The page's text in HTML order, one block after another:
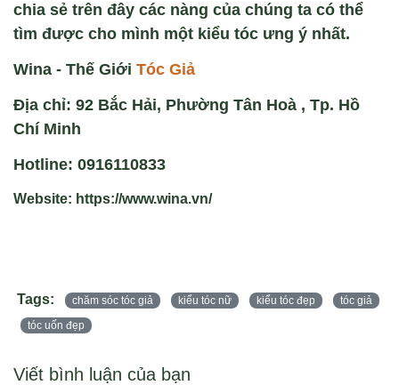
chia sẻ trên đây các nàng của chúng ta có thể
tìm được cho mình một kiểu tóc ưng ý nhất.
Wina - Thế Giới Tóc Giả
Địa chỉ: 92 Bắc Hải, Phường Tân Hoà , Tp. Hồ
Chí Minh
Hotline: 0916110833
Website: https://www.wina.vn/
Tags: chăm sóc tóc giả kiểu tóc nữ kiểu tóc đẹp
tóc giả
tóc uốn đẹp
Viết bình luận của bạn